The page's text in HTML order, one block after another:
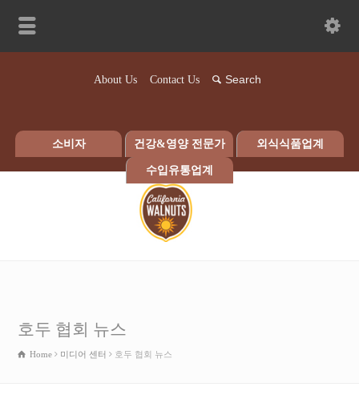
About Us Contact Us
소비자 건강&영양 전문가 외식식품업계
수입유통업계
호두 협회 뉴스
Home 미디어 센터 호두 협회 뉴스